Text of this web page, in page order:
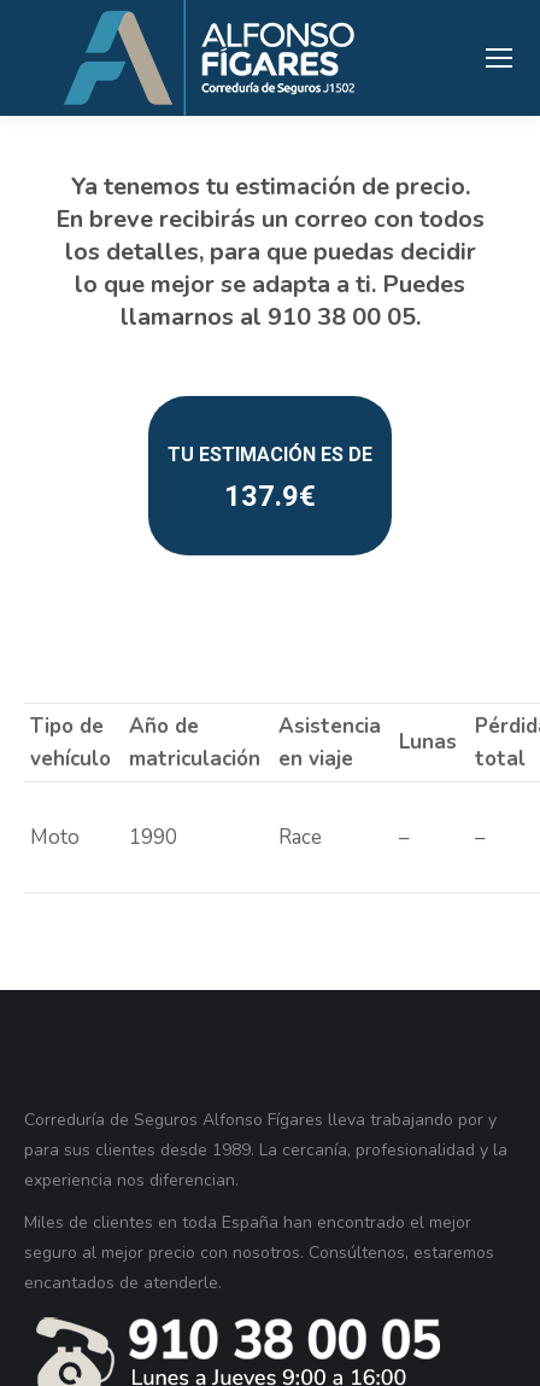
137.9
Tipo de
vehículo
Año de
matriculación
Asistencia
en viaje
Lunas
total
Moto 1990 Race – –
Correduría de Seguros Alfonso Fígares lleva trabajando por y
para sus clientes desde 1989. La cercanía, profesionalidad y la
experiencia nos diferencian.
Miles de clientes en toda España han encontrado el mejor
seguro al mejor precio con nosotros. Consúltenos, estaremos
encantados de atenderle.